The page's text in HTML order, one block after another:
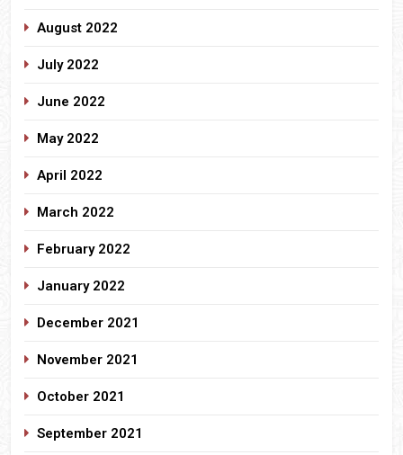
August 2022
July 2022
June 2022
May 2022
April 2022
March 2022
February 2022
January 2022
December 2021
November 2021
October 2021
September 2021